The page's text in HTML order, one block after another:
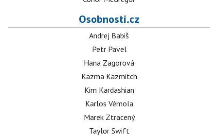
Osobnosti.cz
Andrej Babiš
Petr Pavel
Hana Zagorová
Kazma Kazmitch
Kim Kardashian
Karlos Vémola
Marek Ztracený
Taylor Swift